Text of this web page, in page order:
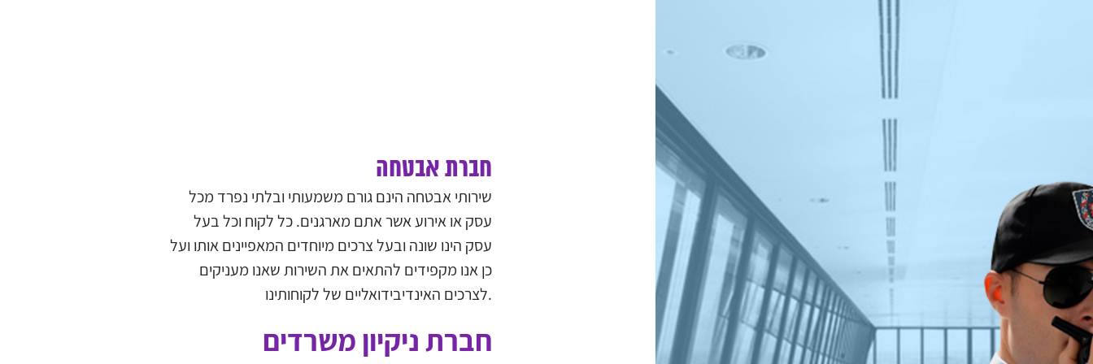
חברת אבטחה
שירותי אבטחה הינם גורם משמעותי ובלתי נפרד מכל
עסק או אירוע אשר אתם מארגנים. כל לקוח וכל בעל
עסק הינו שונה ובעל צרכים מיוחדים המאפיינים אותו ועל
כן אנו מקפידים להתאים את השירות שאנו מעניקים
לצרכים האינדיבידואליים של לקוחותינו.
חברת ניקיון משרדים